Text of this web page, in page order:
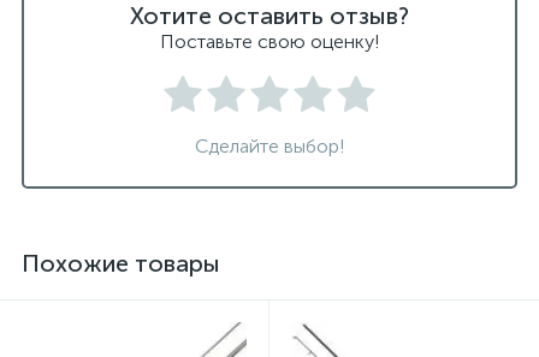
Хотите оставить отзыв?
Поставьте свою оценку!
Сделайте выбор!
Похожие товары